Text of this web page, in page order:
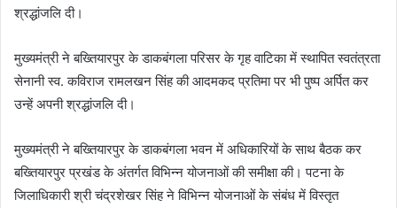
श्रद्धांजलि दी।
मुख्यमंत्री ने बख्तियारपुर के डाकबंगला परिसर के गृह वाटिका में स्थापित स्वतंत्रता
सेनानी स्व. कविराज रामलखन सिंह की आदमकद प्रतिमा पर भी पुष्प अर्पित कर
उन्हें अपनी श्रद्धांजलि दी।
मुख्यमंत्री ने बख्तियारपुर के डाकबंगला भवन में अधिकारियों के साथ बैठक कर
बख्तियारपुर प्रखंड के अंतर्गत विभिन्न योजनाओं की समीक्षा की। पटना के
जिलाधिकारी श्री चंद्रशेखर सिंह ने विभिन्न योजनाओं के संबंध में विस्तृत